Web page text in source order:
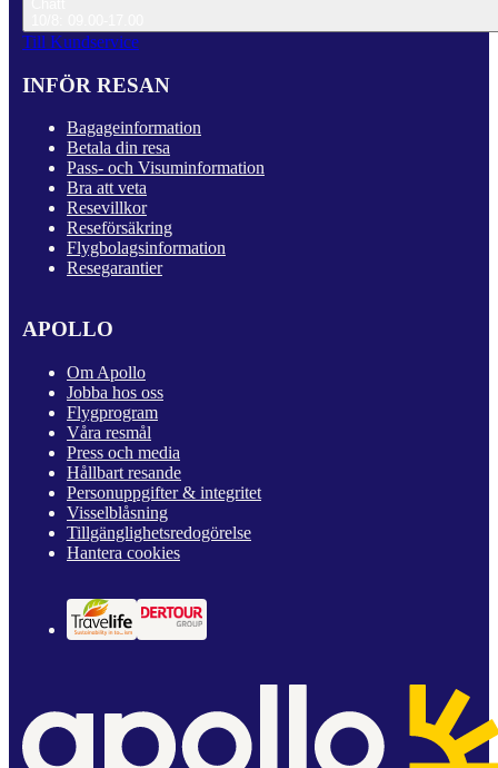
Till Kundservice
INFÖR RESAN
Bagageinformation
Betala din resa
Pass- och Visuminformation
Bra att veta
Resevillkor
Reseförsäkring
Flygbolagsinformation
Resegarantier
APOLLO
Om Apollo
Jobba hos oss
Flygprogram
Våra resmål
Press och media
Hållbart resande
Personuppgifter & integritet
Visselblåsning
Tillgänglighetsredogörelse
Hantera cookies